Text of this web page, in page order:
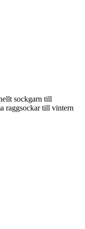
sockgarn till
raggsockar till vintern